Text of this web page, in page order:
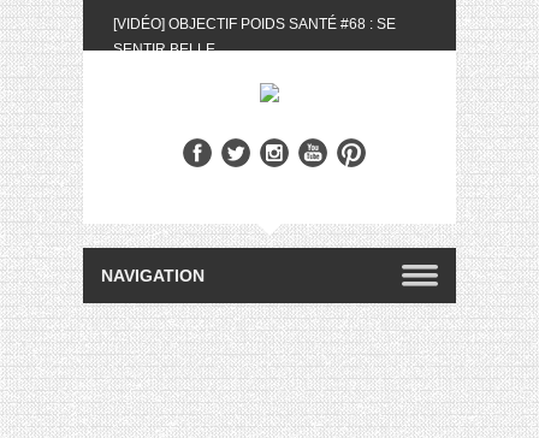
[VIDÉO] OBJECTIF POIDS SANTÉ #68 : SE
SENTIR BELLE
BIOTYFULL BOX DU MOIS DE MAI 2024 FEAT.
[VIDÉO] QUITOQUE #10 : MEAL PREP &
CONVIVIALITÉ
[VIDÉO] UNBOXING : LES MY LITTLE &
BIOTYFULL BOX DU MOIS D’AVRIL 2024
FEAT. AKILA
[VIDÉO] OBJECTIF POIDS SANTÉ #67 : L’AVIS
DES AUTRES, CE N’EST QUE LA VIE DES
AUTRES
[VIDÉO] UNBOXING : LES MY LITTLE &